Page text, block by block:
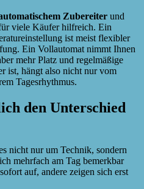
Zubereiter und
viele Käufer hilfreich. Ein
ist meist flexibler
Ein Vollautomat nimmt Ihnen
mehr Platz und regelmäßige
ist, hängt also nicht nur vom
Tagesrhythmus.
den Unterschied
nicht nur um Technik, sondern
mehrfach am Tag bemerkbar
auf, andere zeigen sich erst